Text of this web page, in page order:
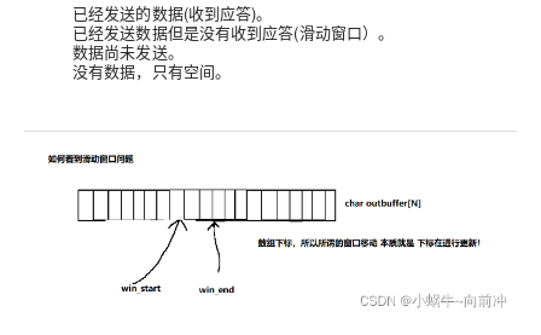
已经发送的数据(收到应答)。
已经发送数据但是没有收到应答(滑动窗口）。
数据尚未发送。
没有数据，只有空间。